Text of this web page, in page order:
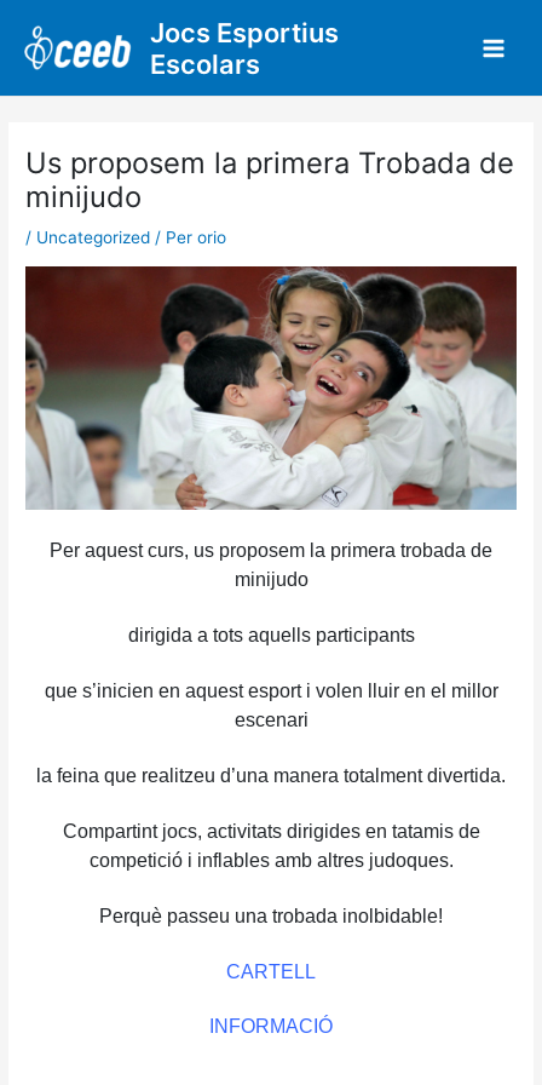
contingut
Jocs Esportius
Escolars
Us proposem la primera Trobada de
minijudo
/ Uncategorized / Per orio
Per aquest curs, us proposem la primera trobada de
minijudo
dirigida a tots aquells participants
que s’inicien en aquest esport i volen lluir en el millor
escenari
la feina que realitzeu d’una manera totalment divertida.
Compartintjocs, activitats dirigides en tatamis de
competició i inflables amb altres judoques.
Perquè passeu una trobada inolbidable!
CARTELL
INFORMACIÓ